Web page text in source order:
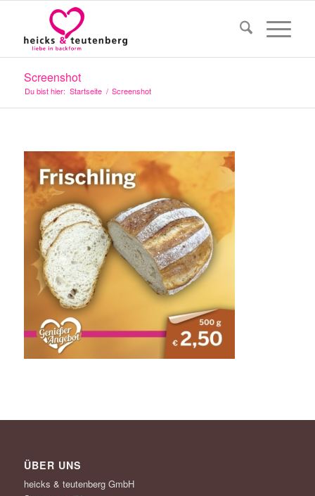
Screenshot
Du bist hier: Startseite / Screenshot
ÜBER UNS
heicks & teutenberg GmbH